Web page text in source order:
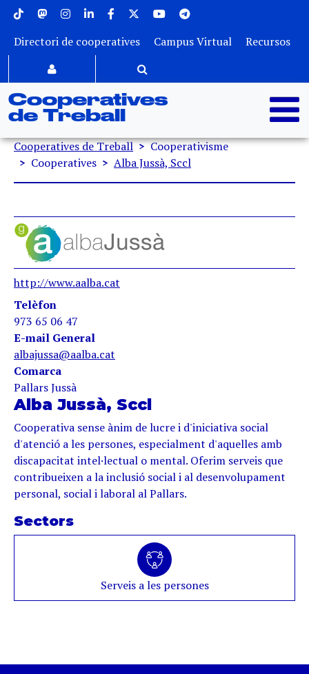
Vés al contingut
Menu superior
Directori de cooperatives Campus Virtual Recursos
Cooperatives
de Treball
Fil d'ariadna
Cooperatives de Treball
Cooperativisme
Cooperatives
Alba Jussà, Sccl
http://www.aalba.cat
Telèfon
973 65 06 47
E-mail General
albajussa@aalba.cat
Comarca
Pallars Jussà
Alba Jussà, Sccl
Cooperativa sense ànim de lucre i d'iniciativa social
d'atenció a les persones, especialment d'aquelles amb
discapacitat intel·lectual o mental. Oferim serveis que
contribueixen a la inclusió social i al desenvolupament
personal, social i laboral al Pallars.
Sectors
Serveis a les persones